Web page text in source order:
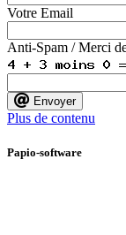
Votre Email
Anti-Spam / Merci
Envoyer
Plus de contenu
Papio-software